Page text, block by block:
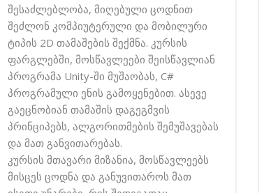
შესაძლებლობა, მიღებული ცოდნით
შეძლონ კომპიუტერული და მობილური
ტიპის 2D თამაშების შექმნა. კურსის
ფარგლებში, მოსწავლეები შეისწავლიან
პროგრამა Unity-ში მუშაობას, C#
პროგრამული ენის გამოყენებით. ასევე
გაეცნობიან თამაშის დაგეგმვის
პრინციპებს, ალგორითმების შემუშავებას
და მათ განვითარებას.
კურსის მთავარი მიზანია, მოსწავლეებს
მისცეს ცოდნა და განუვითაროს მათ